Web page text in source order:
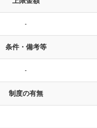
-
条件・備考等
-
制度の有無